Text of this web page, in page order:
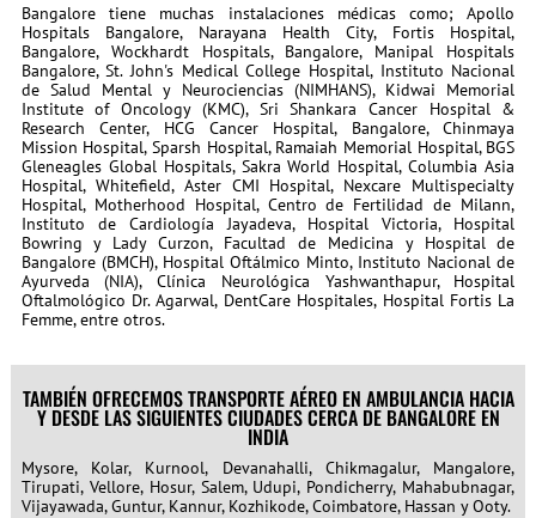
Bangalore tiene muchas instalaciones médicas como; Apollo
Hospitals Bangalore, Narayana Health City, Fortis Hospital,
Bangalore, Wockhardt Hospitals, Bangalore, Manipal Hospitals
Bangalore, St. John's Medical College Hospital, Instituto Nacional
de Salud Mental y Neurociencias (NIMHANS), Kidwai Memorial
Institute of Oncology (KMC), Sri Shankara Cancer Hospital &
Research Center, HCG Cancer Hospital, Bangalore, Chinmaya
Mission Hospital, Sparsh Hospital, Ramaiah Memorial Hospital, BGS
Gleneagles Global Hospitals, Sakra World Hospital, Columbia Asia
Hospital, Whitefield, Aster CMI Hospital, Nexcare Multispecialty
Hospital, Motherhood Hospital, Centro de Fertilidad de Milann,
Instituto de Cardiología Jayadeva, Hospital Victoria, Hospital
Bowring y Lady Curzon, Facultad de Medicina y Hospital de
Bangalore (BMCH), Hospital Oftálmico Minto, Instituto Nacional de
Ayurveda (NIA), Clínica Neurológica Yashwanthapur, Hospital
Oftalmológico Dr. Agarwal, DentCare Hospitales, Hospital Fortis La
Femme, entre otros.
TAMBIÉN OFRECEMOS TRANSPORTE AÉREO EN AMBULANCIA HACIA
Y DESDE LAS SIGUIENTES CIUDADES CERCA DE BANGALORE EN
INDIA
Mysore, Kolar, Kurnool, Devanahalli, Chikmagalur, Mangalore,
Tirupati, Vellore, Hosur, Salem, Udupi, Pondicherry, Mahabubnagar,
Vijayawada, Guntur, Kannur, Kozhikode, Coimbatore, Hassan y Ooty.